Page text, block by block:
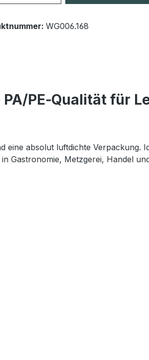
WG006.168
PE‑Qualität für
eine absolut luftdichte Verpackung.
Gastronomie, Metzgerei, Handel